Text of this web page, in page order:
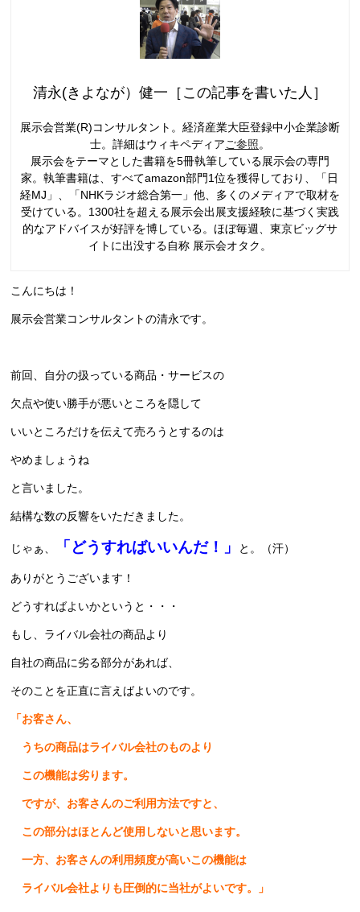
清永(きよなが）健一［この記事を書いた人］
展示会営業(R)コンサルタント。経済産業大臣登録中小企業診断
士。詳細はウィキペディアご参照。
展示会をテーマとした書籍を5冊執筆している展示会の専門
家。執筆書籍は、すべてamazon部門1位を獲得しており、「日
経MJ」、「NHKラジオ総合第一」他、多くのメディアで取材を
受けている。1300社を超える展示会出展支援経験に基づく実践
的なアドバイスが好評を博している。ほぼ毎週、東京ビッグサ
イトに出没する自称 展示会オタク。
こんにちは！
展示会営業コンサルタントの清永です。
前回、自分の扱っている商品・サービスの
欠点や使い勝手が悪いところを隠して
いいところだけを伝えて売ろうとするのは
やめましょうね
と言いました。
結構な数の反響をいただきました。
じゃぁ、 「どうすればいいんだ！」 と。（汗）
ありがとうございます！
どうすればよいかというと・・・
もし、ライバル会社の商品より
自社の商品に劣る部分があれば、
そのことを正直に言えばよいのです。
「お客さん、
うちの商品はライバル会社のものより
この機能は劣ります。
ですが、お客さんのご利用方法ですと、
この部分はほとんど使用しないと思います。
一方、お客さんの利用頻度が高いこの機能は
ライバル会社よりも圧倒的に当社がよいです。」